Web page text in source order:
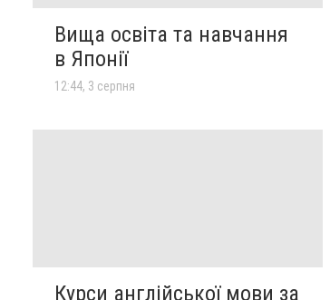
Вища освіта та навчання
в Японії
12:44, 3 серпня
Курси англійської мови за